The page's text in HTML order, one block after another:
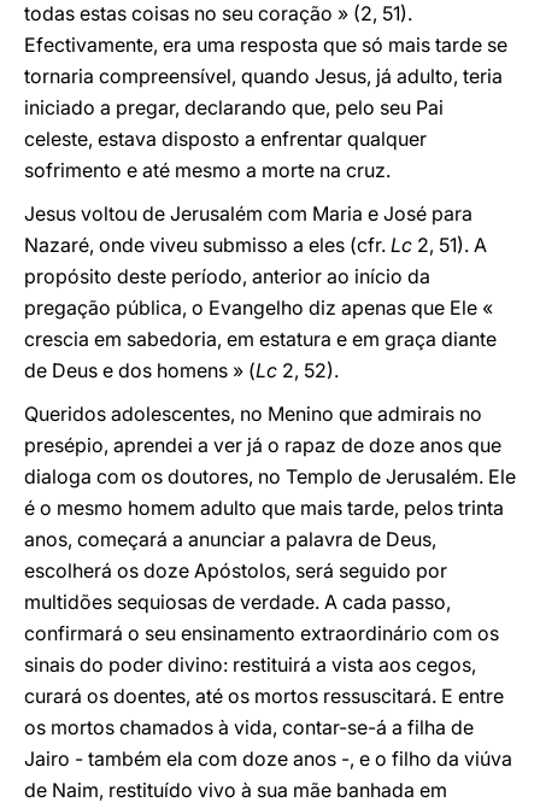
todas estas coisas no seu coração » (2, 51).
Efectivamente, era uma resposta que só mais tarde se
tornaria compreensível, quando Jesus, já adulto, teria
iniciado a pregar, declarando que, pelo seu Pai
celeste, estava disposto a enfrentar qualquer
sofrimento e até mesmo a morte na cruz.
Jesus voltou de Jerusalém com Maria e José para
Nazaré, onde viveu submisso a eles (cfr. Lc 2, 51). A
propósito deste período, anterior ao início da
pregação pública, o Evangelho diz apenas que Ele «
crescia em sabedoria, em estatura e em graça diante
de Deus e dos homens » (Lc 2, 52).
Queridos adolescentes, no Menino que admirais no
presépio, aprendei a ver já o rapaz de doze anos que
dialoga com os doutores, no Templo de Jerusalém. Ele
é o mesmo homem adulto que mais tarde, pelos trinta
anos, começará a anunciar a palavra de Deus,
escolherá os doze Apóstolos, será seguido por
multidões sequiosas de verdade. A cada passo,
confirmará o seu ensinamento extraordinário com os
sinais do poder divino: restituirá a vista aos cegos,
curará os doentes, até os mortos ressuscitará. E entre
os mortos chamados à vida, contar-se-á a filha de
Jairo - também ela com doze anos -, e o filho da viúva
de Naim, restituído vivo à sua mãe banhada em